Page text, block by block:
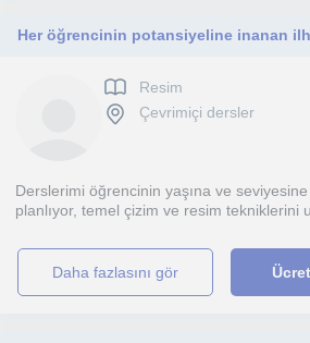
Resim
Çevrimiçi dersler
Derslerimi öğrencinin yaşına ve
planlıyor, temel çizim ve resim tekniklerini
daha fazlasını gör